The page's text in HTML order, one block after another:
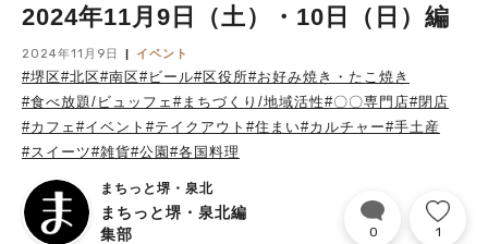
2024年11月9日（土）・10日（日）編
2024年11月9日 イベント
#堺区#北区#南区#ビール#区役所#お好み焼き・たこ焼き
#食べ放題/ビュッフェ #まちづくり/地域活性#〇〇専門店#閉店
#カフェ #イベント #テイクアウト #住まい#カルチャー#手土産
#スイーツ#雑貨#公園 #各国料理
まちっと堺・泉北
まちっと堺・泉北編
集部
0 1